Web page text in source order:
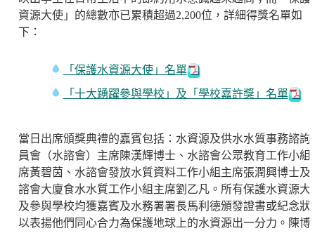
資源大使」的總數亦已累積超過2,200位，詳細得獎名單如
下：
「保護水資源大使」名單
「十大踴躍參與學校」及「學校嘉許獎」名單
當日出席頒獎典禮的嘉賓包括：水資源及供水水質事務諮詢
員會（水諮會）主席陳漢輝博士、水諮會公眾教育工作小組
席黃碧茵、水諮會發放水質資料工作小組主席張潤興博士及
諮會大廈食水水質工作小組主席劉乙凡。所有保護水資源大
及參與學校均獲嘉賓及水務署署長馬利德頒發證書或紀念狀
以表揚他們同心合力為保護地球上的水資源出一分力。陳博